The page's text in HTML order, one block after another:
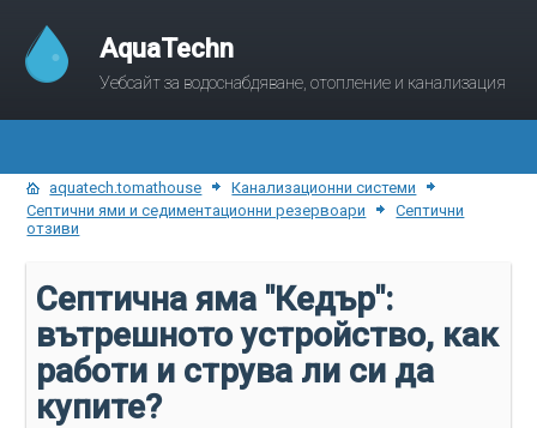
AquaTechn
Уебсайт за водоснабдяване, отопление и канализация
aquatech.tomathouse
Канализационни системи
Септични ями и седиментационни резервоари
Септични
отзиви
Септична яма "Кедър":
вътрешното устройство, как
работи и струва ли си да
купите?